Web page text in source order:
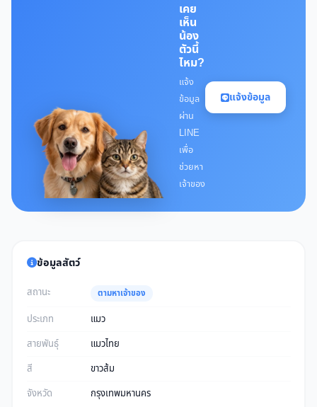
เคย
เห็น
น้อง
ตัวนี้
ไหม?
แจ้ง
ข้อมูล
ผ่าน
LINE
เพื่อ
ช่วยหา
เจ้าของ
แจ้งข้อมูล
ข้อมูลสัตว์
สถานะ ตามหาเจ้าของ
ประเภท
แมว
สายพันธุ์
แมวไทย
สี
ขาวส้ม
จังหวัด
กรุงเทพมหานคร